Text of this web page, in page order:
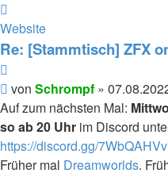
von
Schrompf
Website
Re: [Stammtisch] ZFX
Beitrag
von Schrompf »
Auf zum nächsten Mal:
so ab 20 Uhr im Discord
https://discord.gg/
Früher mal Dreamworlds.